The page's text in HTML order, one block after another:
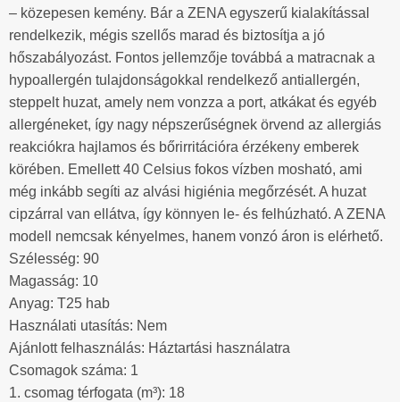
– közepesen kemény. Bár a ZENA egyszerű kialakítással
rendelkezik, mégis szellős marad és biztosítja a jó
hőszabályozást. Fontos jellemzője továbbá a matracnak a
hypoallergén tulajdonságokkal rendelkező antiallergén,
steppelt huzat, amely nem vonzza a port, atkákat és egyéb
allergéneket, így nagy népszerűségnek örvend az allergiás
reakciókra hajlamos és bőrirritációra érzékeny emberek
körében. Emellett 40 Celsius fokos vízben mosható, ami
még inkább segíti az alvási higiénia megőrzését. A huzat
cipzárral van ellátva, így könnyen le- és felhúzható. A ZENA
modell nemcsak kényelmes, hanem vonzó áron is elérhető.
Szélesség: 90
Magasság: 10
Anyag: T25 hab
Használati utasítás: Nem
Ajánlott felhasználás: Háztartási használatra
Csomagok száma: 1
1. csomag térfogata (m³): 18